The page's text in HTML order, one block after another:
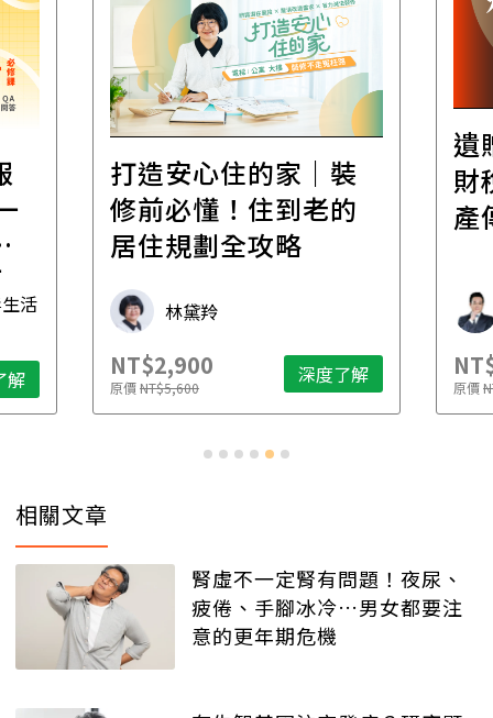
活
解
打造安心住的家｜裝
修前必懂！住到老的
居住規劃全攻略
林黛羚
NT$2,900
原價NT$5,600 深度了解
遺
財
產
原價
相關文章
腎虛不一定腎有問題！夜尿、
疲倦、手腳冰冷…男女都要注
意的更年期危機